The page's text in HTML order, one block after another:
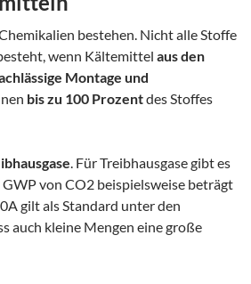
bestehen. Nicht alle Stoffe
wenn Kältemittel aus den
Montage und
bis zu 100 Prozentdes Stoffes
. Für Treibhausgase gibt es
von CO2 beispielsweise beträgt
gilt als Standard unter den
auch kleine Mengen eine große